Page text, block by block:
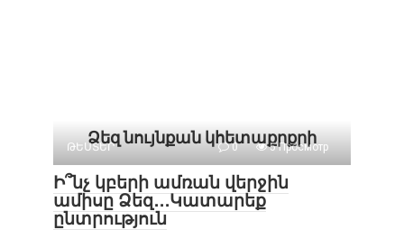
Ձեզ նույնքան կհետաքրքրի
ԹԵՍՏԵՐ 0 5 Просмотр
Ի՞նչ կբերի ամռան վերջին
ամիսը Ձեզ․․․Կատարեք
ընտրություն